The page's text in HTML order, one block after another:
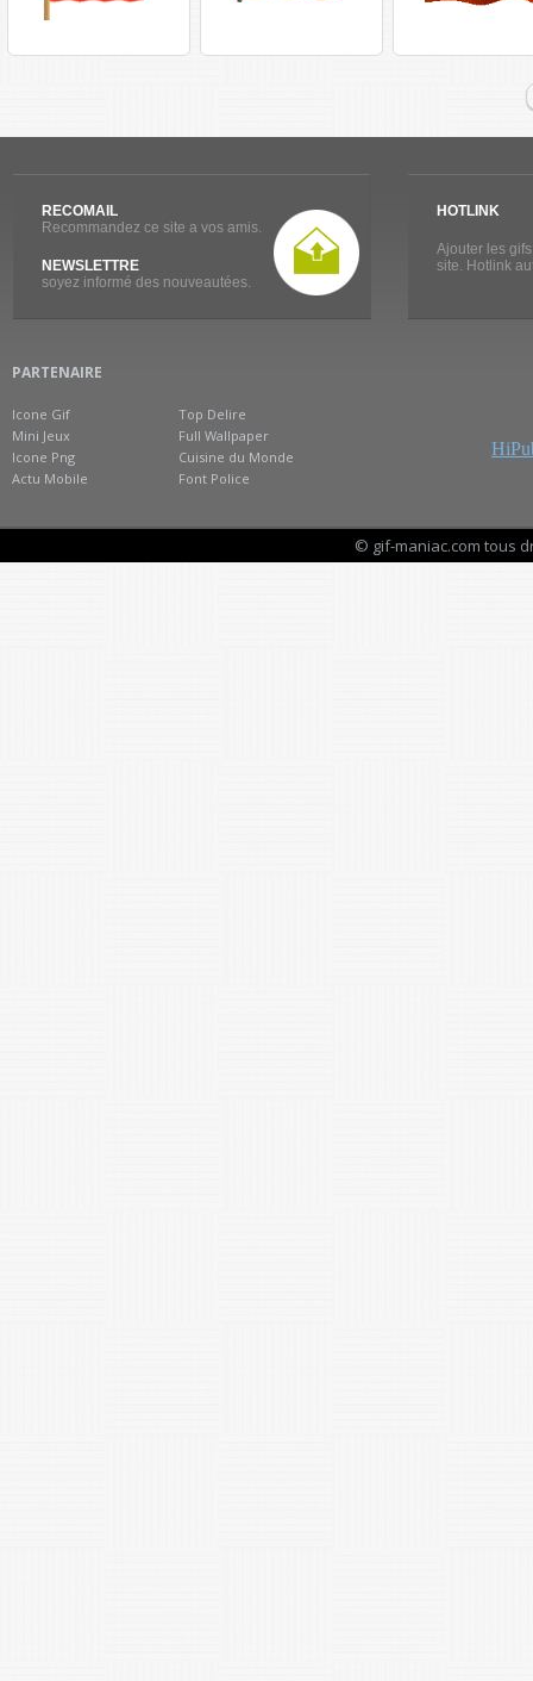
RECOMAIL
Recommandez ce site a vos amis.
NEWSLETTRE
soyez informé des nouveautées.
HOTLINK
Ajouter les
site. Hotlink
PARTENAIRE
Icone Gif
Mini Jeux
Icone Png
Actu Mobile
Top Delire
Full Wallpaper
Cuisine du Monde
Font Police
© gif-maniac.com tous